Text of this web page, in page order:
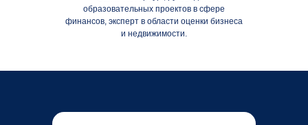
образовательных проектов в сфере
финансов, эксперт в области оценки бизнеса
и недвижимости.